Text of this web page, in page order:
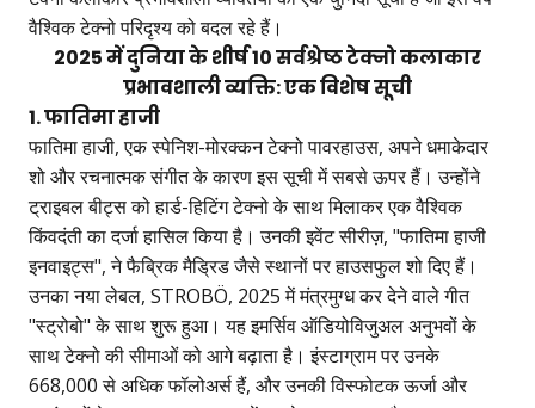
वैश्विक टेक्नो परिदृश्य को बदल रहे हैं।
2025 में दुनिया के शीर्ष 10 सर्वश्रेष्ठ टेक्नो कलाकार
प्रभावशाली व्यक्ति: एक विशेष सूची
1. फातिमा हाजी
फातिमा हाजी, एक स्पेनिश-मोरक्कन टेक्नो पावरहाउस, अपने धमाकेदार
शो और रचनात्मक संगीत के कारण इस सूची में सबसे ऊपर हैं। उन्होंने
ट्राइबल बीट्स को हार्ड-हिटिंग टेक्नो के साथ मिलाकर एक वैश्विक
किंवदंती का दर्जा हासिल किया है। उनकी इवेंट सीरीज़, "फातिमा हाजी
इनवाइट्स", ने फैब्रिक मैड्रिड जैसे स्थानों पर हाउसफुल शो दिए हैं।
उनका नया लेबल, STROBÖ, 2025 में मंत्रमुग्ध कर देने वाले गीत
"स्ट्रोबो" के साथ शुरू हुआ। यह इमर्सिव ऑडियोविजुअल अनुभवों के
साथ टेक्नो की सीमाओं को आगे बढ़ाता है। इंस्टाग्राम पर उनके
668,000 से अधिक फॉलोअर्स हैं, और उनकी विस्फोटक ऊर्जा और